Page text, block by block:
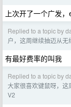
上次开了一个广发
Replied to a topic by
户，这周继续抽迈从无
有最好费率的叫我
Replied to a topic by
大家很喜欢键鼠呀，
V2